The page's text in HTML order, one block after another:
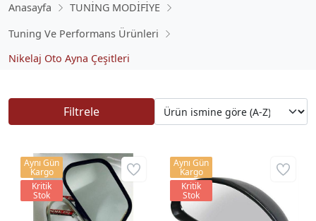
Anasayfa
TUNİNG MODİFİYE
Tuning Ve Performans Ürünleri
Nikelaj Oto Ayna Çeşitleri
Filtrele
Aynı Gün
Kargo
Kritik
Stok
Aynı Gün
Kargo
Kritik
Stok